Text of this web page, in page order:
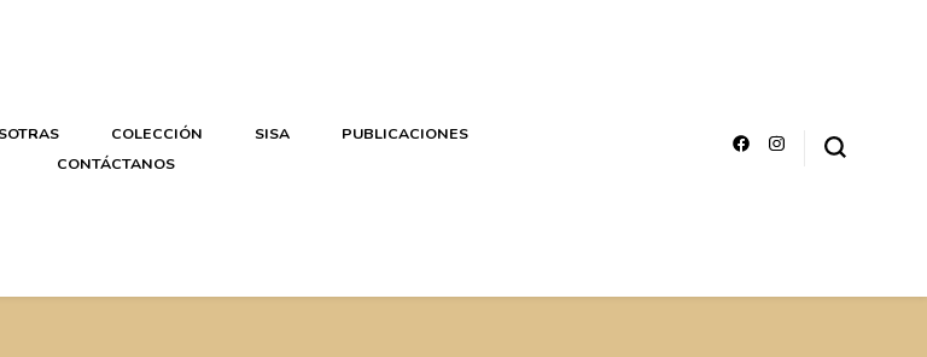
COLECCIÓN SISA
PUBLICACIONES
CONTÁCTANOS